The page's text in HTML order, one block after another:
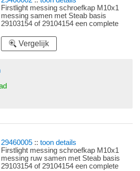
Firstlight messing schroefkap M10x1
messing samen met Steab basis
29103154 of 29104154 een complete
Vergelijk
29460005 ::toon details
Firstlight messing schroefkap M10x1
messing ruw samen met Steab basis
29103154 of 29104154 een complete